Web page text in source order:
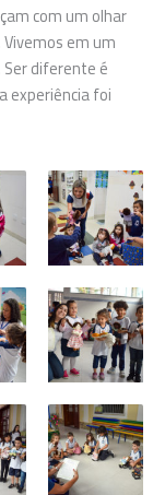
com um olhar
em um
diferente é
experiência foi